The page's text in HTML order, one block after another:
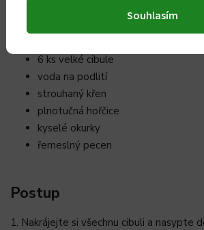
Souhlasím
6 ks velké cibule
voda na podlití
strouhaný křen
plnotučná hořčice
kyselé okurky
řemeslný pecen
Postup
1. Nakrájejte si všechnu cibuli a nasypte